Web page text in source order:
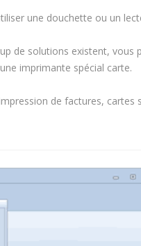
une douchette ou un
de solutions existent, vous
imprimante spécial carte.
de factures, cartes